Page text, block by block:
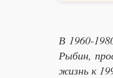
В 1960-
Рыбин,
жизнь к